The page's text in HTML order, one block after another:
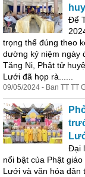
Để
trọng thể đúng theo
dường kỷ niệm ngày
Tăng Ni, Phật tử
Lưới đã họp rà......
09/05/2024 - Ban TT TT
Đại
nổi bật của Phật
Lưới và văn hóa dân